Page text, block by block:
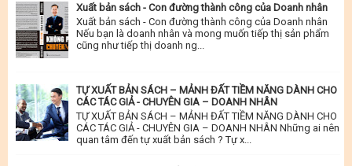
Xuất bản sách - Con đường thành công của Doanh nhân
Xuất bản sách - Con đường thành công của Doanh nhân
Nếu bạn là doanh nhân và mong muốn tiếp thị sản phẩm
cũng như tiếp thị doanh ng...
TỰ XUẤT BẢN SÁCH – MẢNH ĐẤT TIỀM NĂNG DÀNH CHO
CÁC TÁC GIẢ - CHUYÊN GIA – DOANH NHÂN
TỰ XUẤT BẢN SÁCH – MẢNH ĐẤT TIỀM NĂNG DÀNH CHO
CÁC TÁC GIẢ - CHUYÊN GIA – DOANH NHÂN Những ai nên
quan tâm đến tự xuất bản sách ? Tự x...